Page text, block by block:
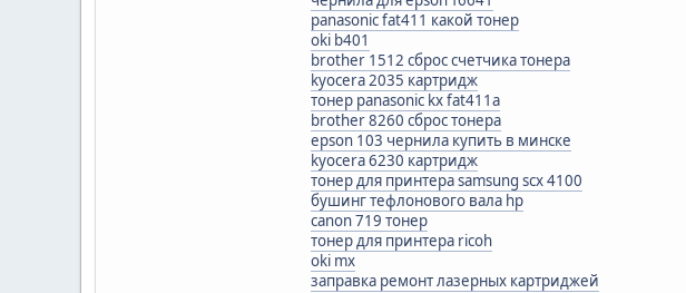
panasonic fat411 какой тонер
oki b401
brother 1512 сброс счетчика тонера
kyocera 2035 картридж
тонер panasonic kx fat411a
brother 8260 сброс тонера
epson 103 чернила купить в минске
kyocera 6230 картридж
тонер для принтера samsung scx 4100
бушинг тефлонового вала hp
canon 719 тонер
тонер для принтера ricoh
oki mx
заправка ремонт лазерных картриджей